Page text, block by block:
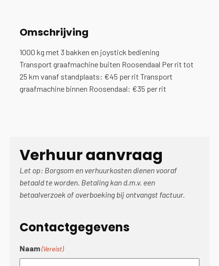
Omschrijving
1000 kg met 3 bakken en joystick bediening
Transport graafmachine buiten Roosendaal Per rit tot
25 km vanaf standplaats: €45 per rit Transport
graafmachine binnen Roosendaal: €35 per rit
Verhuur aanvraag
Let op: Borgsom en verhuurkosten dienen vooraf
betaald te worden. Betaling kan d.m.v. een
betaalverzoek of overboeking bij ontvangst factuur.
Contactgegevens
Naam (Vereist)